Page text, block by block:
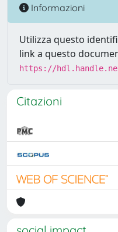
Informazioni
Utilizza questo
link a questo
https://
Citazioni